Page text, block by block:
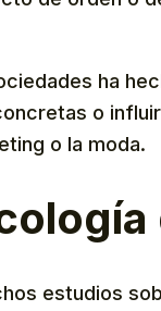
ha
o
o la moda.
estudios